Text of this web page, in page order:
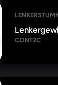
CONT2C